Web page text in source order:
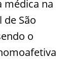
médica na
de São
o